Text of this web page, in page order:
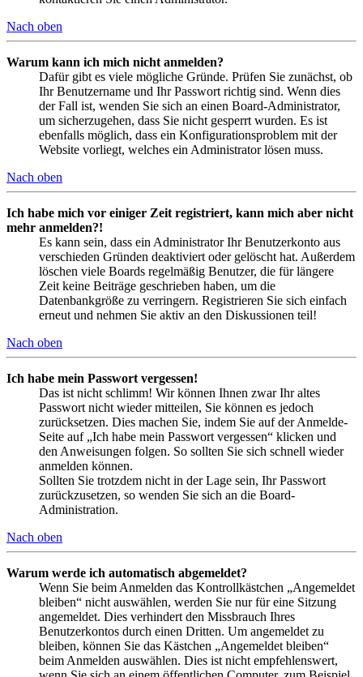
Nach oben
Warum kann ich mich nicht anmelden?
Dafür gibt es viele mögliche Gründe. Prüfen Sie zunächst, ob
Ihr Benutzername und Ihr Passwort richtig sind. Wenn dies
der Fall ist, wenden Sie sich an einen Board-Administrator,
um sicherzugehen, dass Sie nicht gesperrt wurden. Es ist
ebenfalls möglich, dass ein Konfigurationsproblem mit der
Website vorliegt, welches ein Administrator lösen muss.
Nach oben
Ich habe mich vor einiger Zeit registriert, kann mich aber nicht
mehr anmelden?!
Es kann sein, dass ein Administrator Ihr Benutzerkonto aus
verschieden Gründen deaktiviert oder gelöscht hat. Außerdem
löschen viele Boards regelmäßig Benutzer, die für längere
Zeit keine Beiträge geschrieben haben, um die
Datenbankgröße zu verringern. Registrieren Sie sich einfach
erneut und nehmen Sie aktiv an den Diskussionen teil!
Nach oben
Ich habe mein Passwort vergessen!
Das ist nicht schlimm! Wir können Ihnen zwar Ihr altes
Passwort nicht wieder mitteilen, Sie können es jedoch
zurücksetzen. Dies machen Sie, indem Sie auf der Anmelde-
Seite auf „Ich habe mein Passwort vergessen“ klicken und
den Anweisungen folgen. So sollten Sie sich schnell wieder
anmelden können.
Sollten Sie trotzdem nicht in der Lage sein, Ihr Passwort
zurückzusetzen, so wenden Sie sich an die Board-
Administration.
Nach oben
Warum werde ich automatisch abgemeldet?
Wenn Sie beim Anmelden das Kontrollkästchen „Angemeldet
bleiben“ nicht auswählen, werden Sie nur für eine Sitzung
angemeldet. Dies verhindert den Missbrauch Ihres
Benutzerkontos durch einen Dritten. Um angemeldet zu
bleiben, können Sie das Kästchen „Angemeldet bleiben“
beim Anmelden auswählen. Dies ist nicht empfehlenswert,